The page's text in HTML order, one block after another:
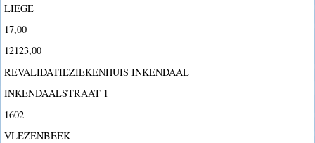
LIEGE
17,00
12123,00
REVALIDATIEZIEKENHUIS INKENDAAL
INKENDAALSTRAAT 1
1602
VLEZENBEEK